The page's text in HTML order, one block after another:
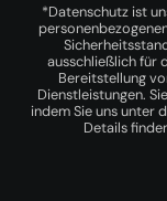
*Datenschutz ist
ausschließlich für
Bereitstellung
Dienstleistungen.
indem Sie uns unter
Details